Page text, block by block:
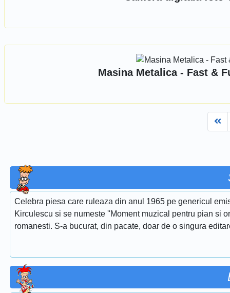
Masina Metalica - Fast &
Celebra piesa care ruleaza din anul 1965 pe genericul
Kirculescu si se numeste ''Moment muzical pentru pian si
romanesti. S-a bucurat, din pacate, doar de o singura